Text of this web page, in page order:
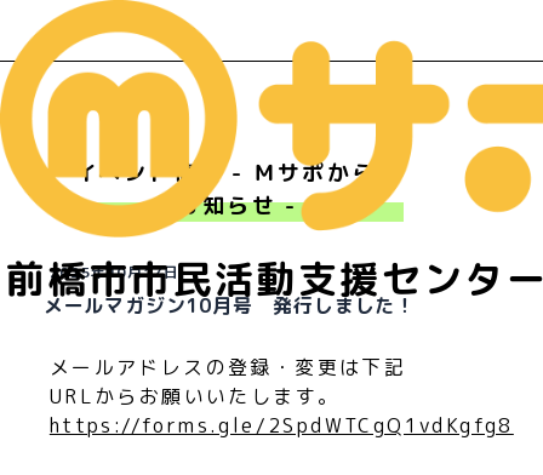
前橋市市民活動支援センタ
イベント情報 - Ｍサポからの
お知らせ -
2025年10月17日
メールマガジン10月号 発行しました！
メールアドレスの登録・変更は下記
URLからお願いいたします。
https://forms.gle/2SpdWTCgQ1vdKgfg8